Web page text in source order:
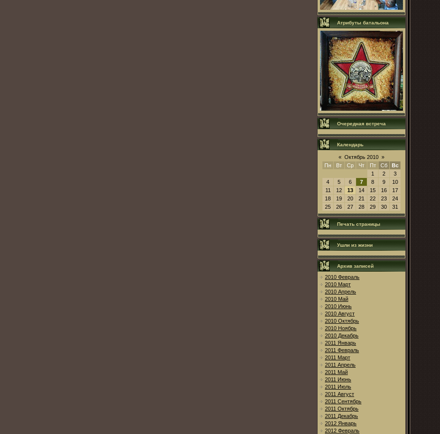
Атрибуты батальона
Очередная встреча
Календарь
« Октябрь 2010 »
Пн
Вт Ср Чт Пт Сб
Вс
1
2
3
4
5 6 7 8 9
10
11
12 13 14 15 16
17
18
19 20 21 22 23
24
25
26 27 28 29 30 31
Печать страницы
Ушли из жизни
Архив записей
2010 Февраль
2010 Март
2010 Апрель
2010 Май
2010 Июнь
2010 Август
2010 Октябрь
2010 Ноябрь
2010 Декабрь
2011 Январь
2011 Февраль
2011 Март
2011 Апрель
2011 Май
2011 Июнь
2011 Июль
2011 Август
2011 Сентябрь
2011 Октябрь
2011 Декабрь
2012 Январь
2012 Февраль